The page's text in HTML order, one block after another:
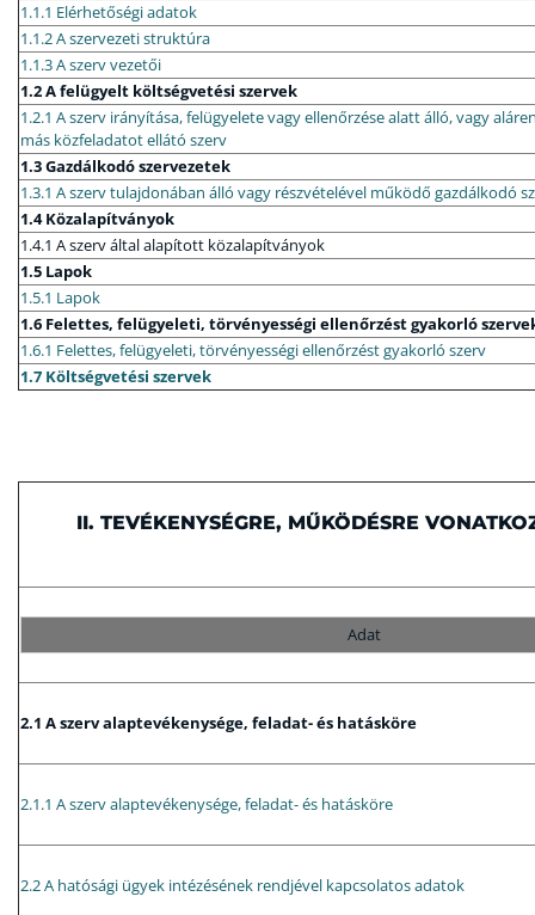
1.1.1 Elérhetőségi adatok
1.1.2 A szervezeti struktúra
1.1.3 A szerv vezetői
1.2 A felügyelt költségvetési szervek
1.2.1 A szerv irányítása, felügyelete vagy ellenőrzése alatt álló, vagy
más közfeladatot ellátó szerv
1.3 Gazdálkodó szervezetek
1.3.1 A szerv tulajdonában álló vagy részvételével működő gazdálkodó
1.4 Közalapítványok
1.4.1 A szerv által alapított közalapítványok
1.5 Lapok
1.5.1 Lapok
1.6 Felettes, felügyeleti, törvényességi ellenőrzést gyakorló
1.6.1 Felettes, felügyeleti, törvényességi ellenőrzést gyakorló szerv
1.7 Költségvetési szervek
II. TEVÉKENYSÉGRE, MŰKÖDÉSRE
Adat
2.1 A szerv alaptevékenysége, feladat- és hatásköre
2.1.1 A szerv alaptevékenysége, feladat- és hatásköre
2.2 A hatósági ügyek intézésének rendjével kapcsolatos adatok